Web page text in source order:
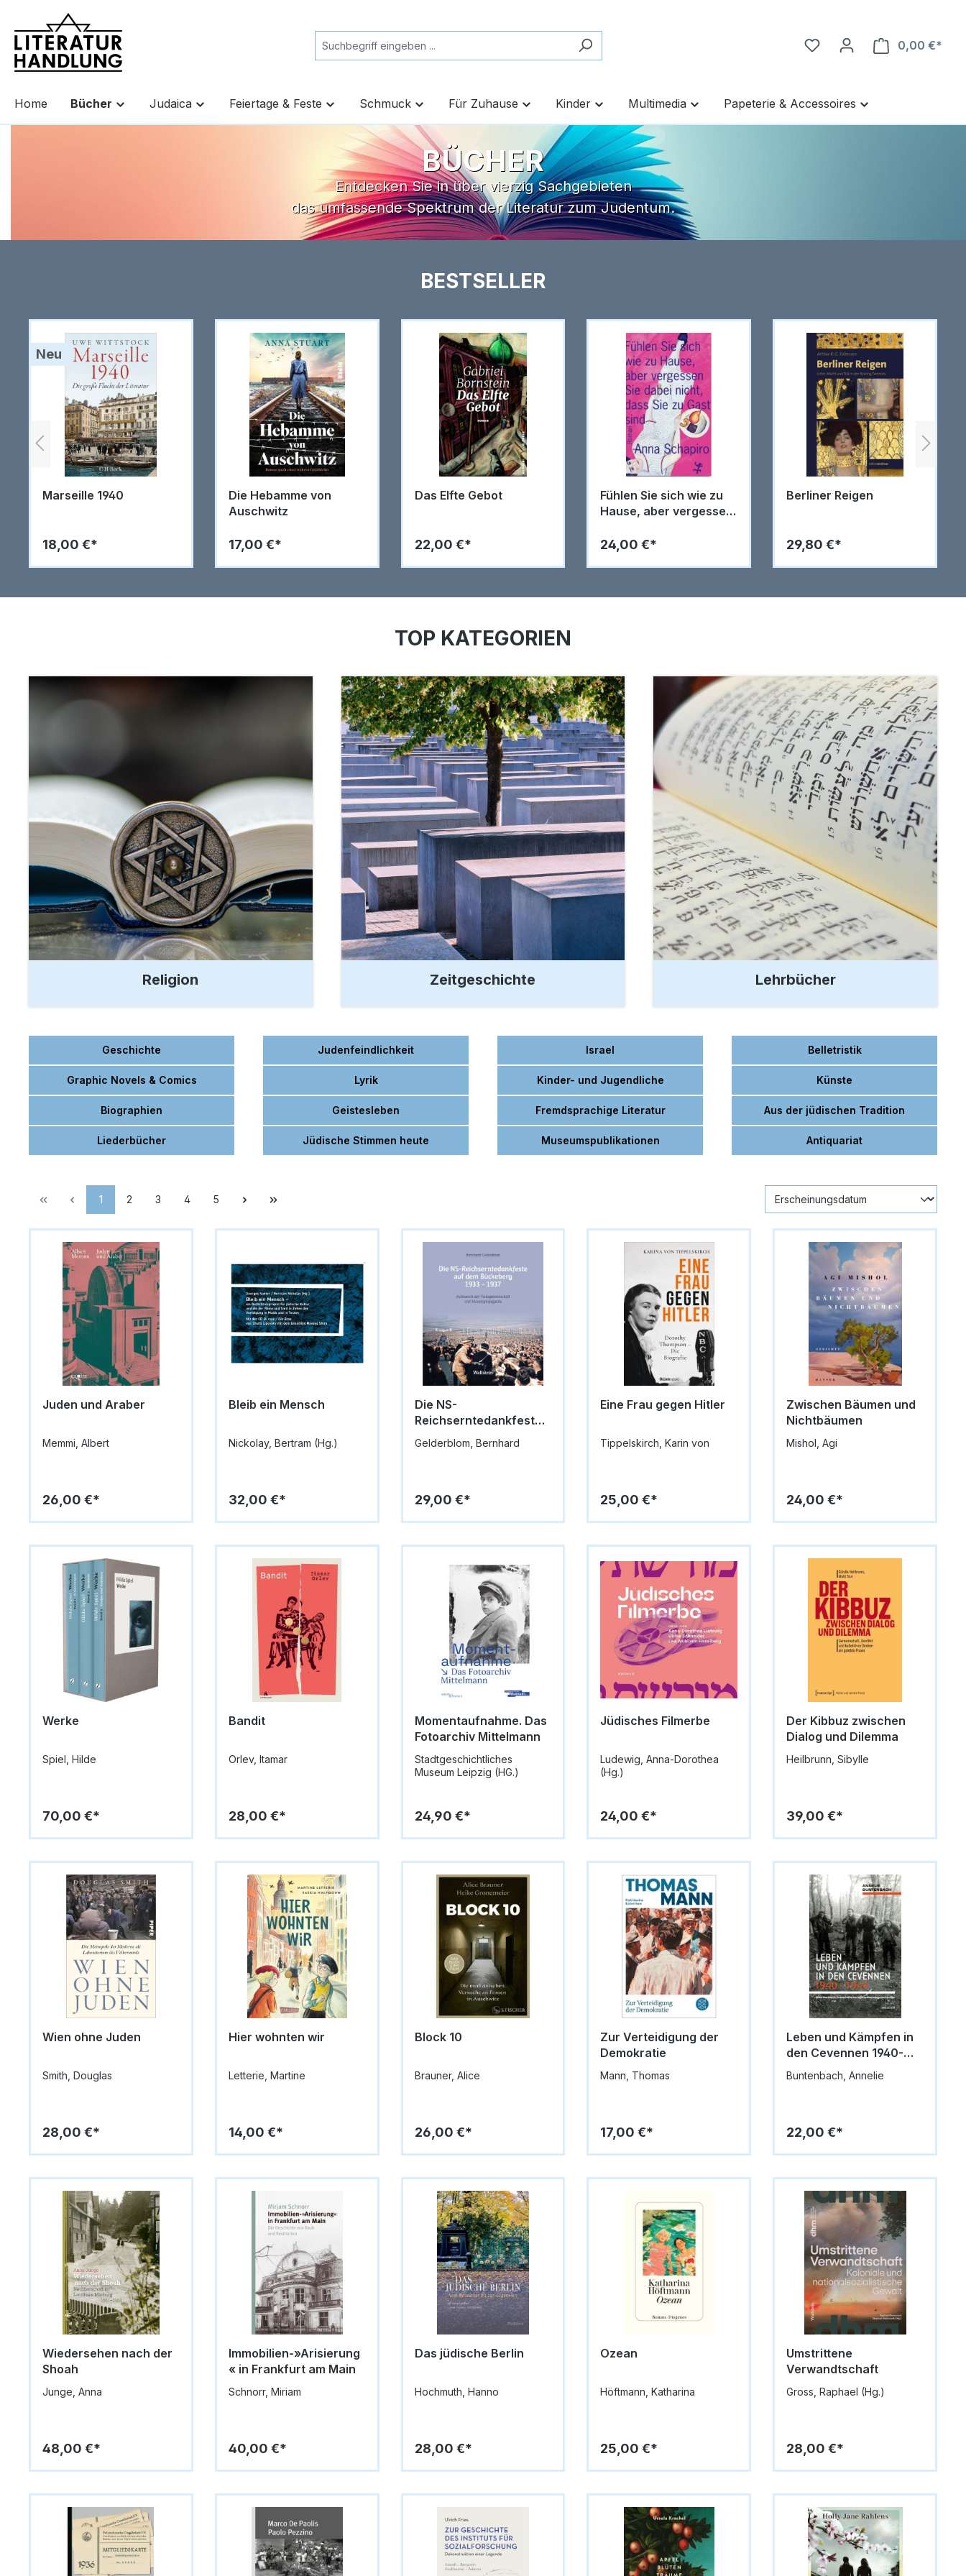
Zur Hauptnavigation springen
0,00 €*
Home Bücher Judaica Feiertage & Feste Schmuck Für Zuhause Kinder Multimedia Papeterie & Accessoires
BÜCHER
Entdecken Sie in über vierzig Sachgebieten
das umfassende Spektrum der Literatur zum Judentum.
BESTSELLER
Neu
Marseille 1940
18,00 €*
Die Hebamme von
Auschwitz
17,00 €*
Das Elfte Gebot
22,00 €*
Fühlen Sie sich wie zu
Hause, aber vergessen
Sie zu Gast sind
24,00 €*
Berliner Reigen
29,80 €*
TOP KATEGORIEN
Religion Zeitgeschichte Lehrbücher
Geschichte Judenfeindlichkeit Israel Belletristik
Graphic Novels & Comics Lyrik Kinder- und Jugendliche Künste
Biographien Geistesleben Fremdsprachige Literatur Aus der jüdischen Tradition
Liederbücher Jüdische Stimmen heute Museumspublikationen Antiquariat
1 2 3 4 5
Juden und Araber
Memmi, Albert
26,00 €*
Bleib ein Mensch
Nickolay, Bertram (Hg.)
32,00 €*
Die NS-
Reichserntedankfeste
auf dem Bückeberg
1933-1937
Gelderblom, Bernhard
29,00 €*
Eine Frau gegen Hitler
Tippelskirch, Karin von
25,00 €*
Zwischen Bäumen und
Nichtbäumen
Mishol, Agi
24,00 €*
Werke
Spiel, Hilde
70,00 €*
Bandit
Orlev, Itamar
28,00 €*
Momentaufnahme. Das
Fotoarchiv Mittelmann
Stadtgeschichtliches
Museum Leipzig (HG.)
24,90 €*
Jüdisches Filmerbe
Ludewig, Anna-Dorothea
(Hg.)
24,00 €*
Der Kibbuz zwischen
Dialog und Dilemma
Heilbrunn, Sibylle
39,00 €*
Wien ohne Juden
Smith, Douglas
28,00 €*
Hier wohnten wir
Letterie, Martine
14,00 €*
Block 10
Brauner, Alice
26,00 €*
Zur Verteidigung der
Demokratie
Mann, Thomas
17,00 €*
Leben und Kämpfen in
den Cevennen 1940-
1944
Buntenbach, Annelie
22,00 €*
Wiedersehen nach der
Shoah
Junge, Anna
48,00 €*
Immobilien-»Arisierung
« in Frankfurt am Main
Schnorr, Miriam
40,00 €*
Das jüdische Berlin
Hochmuth, Hanno
28,00 €*
Ozean
Höftmann, Katharina
25,00 €*
Umstrittene
Verwandtschaft
Gross, Raphael (Hg.)
28,00 €*